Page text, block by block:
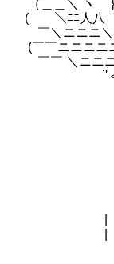
（＿＿＼
(￣￣＼ﾆﾆ
￣＼ニニ
(￣￣ニニ
￣￣ ＼ニニ
`'＜ニニ
￣}~ ¨ -
{ -
u /
八 { ￣
/⌒＼ ､
/ } { /
{,/ } ' }
/人 {/{
| Ⅵ u _
| } ､:.